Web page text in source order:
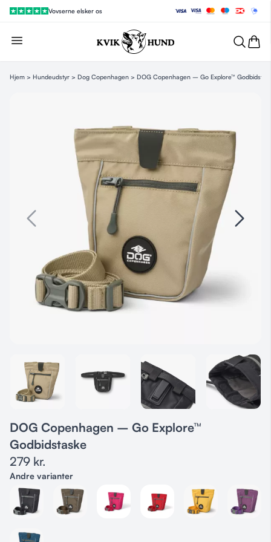
Vovserne elsker os
Hjem > Hundeudstyr > Dog Copenhagen > DOG Copenhagen – Go Explore™
DOG Copenhagen – Go Explore™
Godbidstaske
279 kr.
Andre varianter